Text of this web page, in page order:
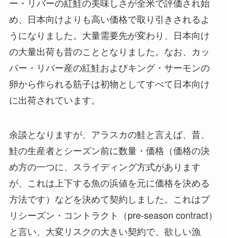
め、日本向けよりも高い価格で取り引きされるよ
うになりました。大量需要先が変わり、日本向け
の大量出荷も昔のこととなりました。なお、カッ
パー・リバー産の紅鮭およびキング・サーモンの
卵から作られる筋子は初物としてすべて日本向け
に出荷されています。
余談となりますが、アラスカの鮭と言えば、昔、
鮭の生産者とシーズン前に数量・価格（価格の決
め方の一つに、スライディング方式があります
が、これは上下する魚の浜値を元に価格を決める
方法です）などを決めて契約しました。これはプ
リシーズン・コントラクト（pre-season contract）
と言い、大変リスクの大きい契約で、欲しい漁